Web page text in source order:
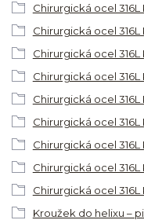
Chirurgická ocel
Chirurgická ocel
Chirurgická ocel
Chirurgická ocel
Chirurgická ocel
Chirurgická ocel
Chirurgická ocel
Chirurgická ocel
Chirurgická ocel
Kroužek do helixu –